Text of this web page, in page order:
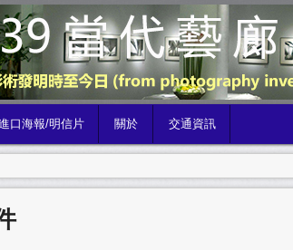
口海報/明信片 關於 交通資訊